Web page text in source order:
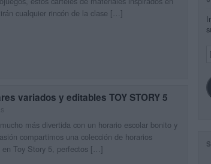
cualquier rincón de la clase […]
variados y editables TOY STORY 5
más divertida con un horario escolar bonito y
compartimos una colección de horarios
en Toy Story 5, perfectos […]